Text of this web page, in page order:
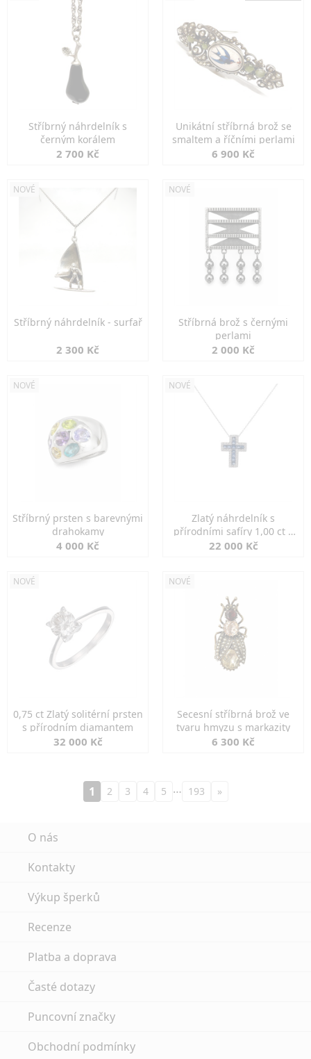
Stříbrný náhrdelník s
černým korálem
2 700 Kč
Unikátní stříbrná brož se
smaltem a říčními perlami
6 900 Kč
NOVÉ
Stříbrný náhrdelník - surfař
2 300 Kč
NOVÉ
Stříbrná brož s černými
perlami
2 000 Kč
NOVÉ
Stříbrný prsten s barevnými
drahokamy
4 000 Kč
NOVÉ
Zlatý náhrdelník s
přírodními safíry 1,00 ct a
diamanty
22 000 Kč
NOVÉ
0,75 ct Zlatý solitérní prsten
s přírodním diamantem
32 000 Kč
NOVÉ
Secesní stříbrná brož ve
tvaru hmyzu s markazity
6 300 Kč
1 2 3 4 5 … 193 »
O nás
Kontakty
Výkup šperků
Recenze
Platba a doprava
Časté dotazy
Puncovní značky
Obchodní podmínky